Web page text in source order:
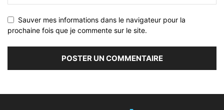
Sauver mes informations dans le navigateur pour la
prochaine fois que je commente sur le site.